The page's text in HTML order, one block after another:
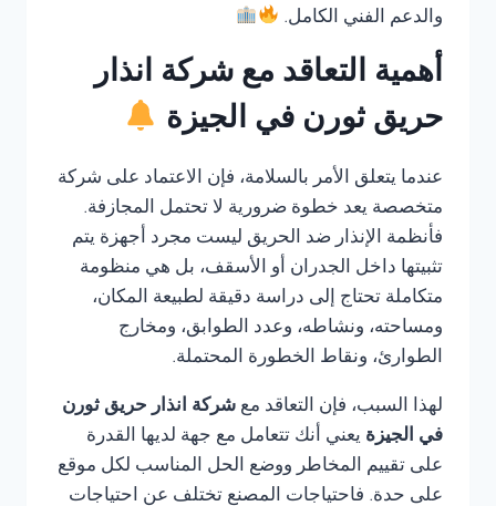
والدعم الفني الكامل.
أهمية التعاقد مع شركة انذار
حريق ثورن في الجيزة
عندما يتعلق الأمر بالسلامة، فإن الاعتماد على شركة
متخصصة يعد خطوة ضرورية لا تحتمل المجازفة.
فأنظمة الإنذار ضد الحريق ليست مجرد أجهزة يتم
تثبيتها داخل الجدران أو الأسقف، بل هي منظومة
متكاملة تحتاج إلى دراسة دقيقة لطبيعة المكان،
ومساحته، ونشاطه، وعدد الطوابق، ومخارج
الطوارئ، ونقاط الخطورة المحتملة.
لهذا السبب، فإن التعاقد مع شركة انذار حريق ثورن
في الجيزة يعني أنك تتعامل مع جهة لديها القدرة
على تقييم المخاطر ووضع الحل المناسب لكل موقع
على حدة. فاحتياجات المصنع تختلف عن احتياجات